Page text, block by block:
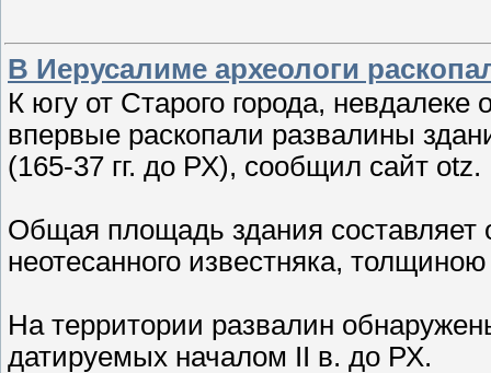
В Иерусалиме археологи
К югу от Старого города, невдалеке
впервые раскопали развалины
(165-37 гг. до РХ), сообщил сайт otz.
Общая площадь здания составляет
неотесанного известняка,
На территории развалин
датируемых началом II в. до РХ.